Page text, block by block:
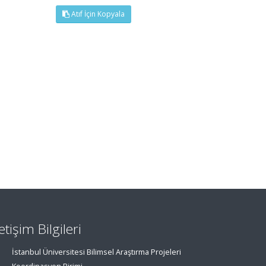
Atıf İçin Kopyala
Bilgileri
İstanbul Üniversitesi Bilimsel Araştırma Projeleri